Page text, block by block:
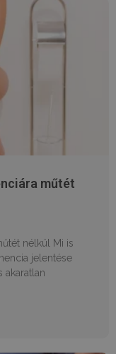
műtét
nélkül Mi is
jelentése
akaratlan